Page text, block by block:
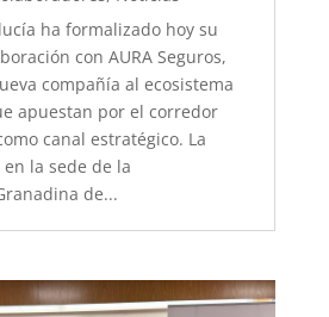
ha formalizado hoy su
con AURA Seguros,
compañía al ecosistema
apuestan por el corredor
canal estratégico. La
la sede de la
de...